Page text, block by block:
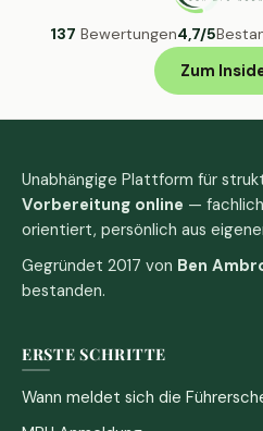
137 Bewertungen4,7/5
Zum
Unabhängige Plattform für
Vorbereitung online —
orientiert, persönlich aus
Gegründet 2017 von Ben
bestanden.
ERSTE SCHRITTE
Wann meldet sich die